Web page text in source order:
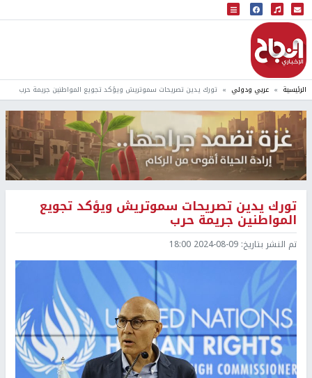
البث المباشر
إذاعة النجاح
الرئيسية عربي ودولي تورك يدين تصريحات سموتريش ويؤكد تجويع المواطنين جريمة حرب
تورك يدين تصريحات سموتريش ويؤكد تجويع
المواطنين جريمة حرب
تم النشر بتاريخ: 2024-08-09 18:00